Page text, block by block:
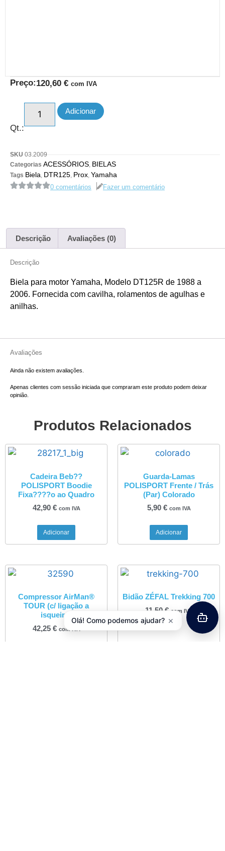
Preço:120,60 € com IVA
Qt.:
Adicionar
SKU 03.2009
Categorias ACESSÓRIOS, BIELAS
Tags Biela, DTR125, Prox, Yamaha
0 comentários Fazer um comentário
Descrição Avaliações (0)
Descrição
Biela para motor Yamaha, Modelo DT125R de 1988 a
2006. Fornecida com cavilha, rolamentos de agulhas e
anilhas.
Avaliações
Ainda não existem avaliações.
Apenas clientes com sessão iniciada que compraram este produto podem deixar
opinião.
Produtos Relacionados
Cadeira Beb??
POLISPORT Boodie
Fixa????o ao Quadro
42,90 € com IVA
Adicionar
Guarda-Lamas
POLISPORT Frente / Trás
(Par) Colorado
5,90 € com IVA
Adicionar
Compressor AirMan®
TOUR (c/ ligação a
isqueiro)
42,25 € com IVA
Bidão ZÉFAL Trekking 700
11,50 € com IVA
Olá! Como podemos ajudar? ×